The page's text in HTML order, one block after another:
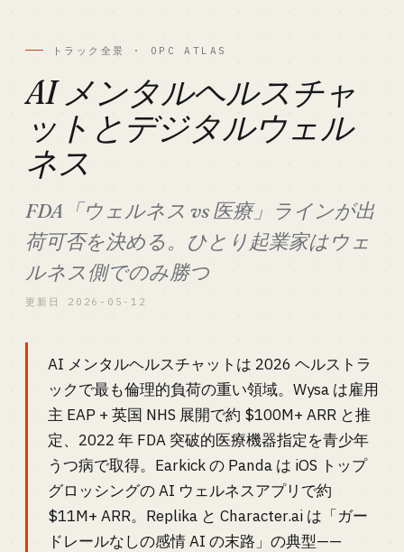
トラック全景 · OPC ATLAS
AI メンタルヘルスチャ
ットとデジタルウェル
ネス
FDA「ウェルネス vs 医療」ラインが出
荷可否を決める。ひとり起業家はウェ
ルネス側でのみ勝つ
更新日 2026-05-12
AI メンタルヘルスチャットは 2026 ヘルストラ
ックで最も倫理的負荷の重い領域。Wysa は雇用
主 EAP + 英国 NHS 展開で約 $100M+ ARR と推
定、2022 年 FDA 突破的医療機器指定を青少年
うつ病で取得。Earkick の Panda は iOS トップ
グロッシングの AI ウェルネスアプリで約
$11M+ ARR。Replika と Character.ai は「ガー
ドレールなしの感情 AI の末路」の典型——